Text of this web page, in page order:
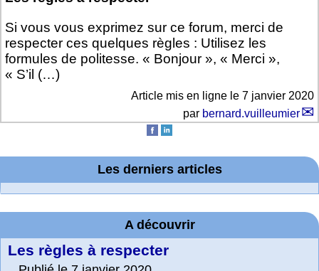
Si vous vous exprimez sur ce forum, merci de
respecter ces quelques règles : Utilisez les
formules de politesse. « Bonjour », « Merci »,
« S’il (…)
Article mis en ligne le 7 janvier 2020
par bernard.vuilleumier
Les derniers articles
A découvrir
Les règles à respecter